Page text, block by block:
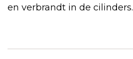
en verbrandt in de cilinders.